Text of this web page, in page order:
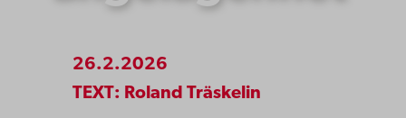
26.2.2026
TEXT: Roland Träskelin